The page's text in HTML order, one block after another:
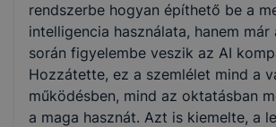
rendszerbe hogyan építhető be a
intelligencia használata, hanem már
során figyelembe veszik az AI
Hozzátette, ez a szemlélet mind a
működésben, mind az oktatásban
a maga hasznát. Azt is kiemelte, a